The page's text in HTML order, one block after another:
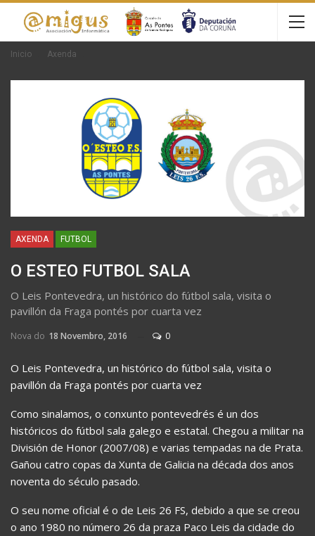
Inicio Axenda
AXENDA FUTBOL
O ESTEO FUTBOL SALA
O Leis Pontevedra, un histórico do fútbol sala, visita o
pavillón da Fraga pontés por cuarta vez
Nova do 18 Novembro, 2016 0
O Leis Pontevedra, un histórico do fútbol sala, visita o
pavillón da Fraga pontés por cuarta vez
Como sinalamos, o conxunto pontevedrés é un dos
históricos do fútbol sala galego e estatal. Chegou a militar na
División de Honor (2007/08) e varias tempadas na de Prata.
Gañou catro copas da Xunta de Galicia na década dos anos
noventa do século pasado.
O seu nome oficial é o de Leis 26 FS, debido a que se creou
o ano 1980 no número 26 da praza Paco Leis da cidade do